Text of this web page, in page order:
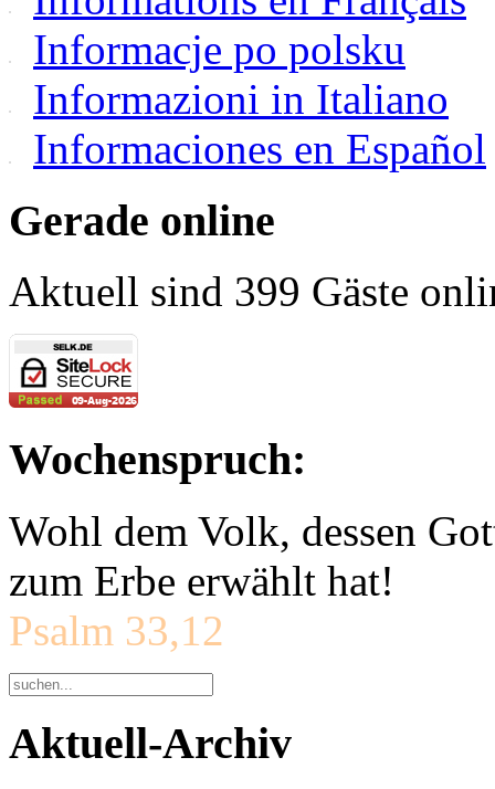
Informacje po polsku
Informazioni in Italiano
Informaciones en Español
Gerade online
Aktuell sind 399 Gäste
Wochenspruch:
Wohl dem Volk, dessen
zum Erbe erwählt hat!
Psalm 33,12
Aktuell-Archiv